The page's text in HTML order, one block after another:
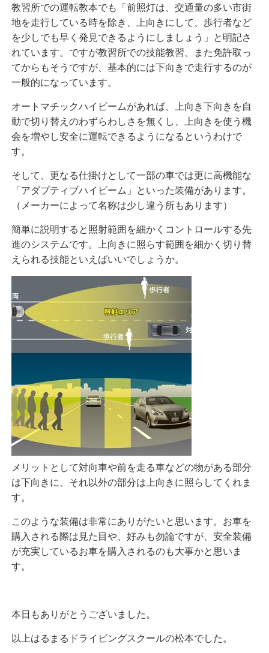
教習所での運転教本でも「前照灯は、交通量の多い市街
地を走行している時を除き、上向きにして、歩行者など
を少しでも早く発見できるようにしましょう」と明記さ
れています。ですが教習所での技能教習、また免許取っ
てからもそうですが、基本的には下向きで走行するのが
一般的になっています。
オートマチックハイビームがあれば、上向き下向きを自
動で切り替えのわずらわしさを無くし、上向きを使う機
会を増やし安全に運転できるようになるというわけで
す。
そして、更なる仕掛けとして一部の車では更に高機能な
「アダプティブハイビーム」といった装備があります。
（メーカーによって名称は少し違う所もあります）
簡単に説明すると照射範囲を細かくコントロールする先
進のシステムです。上向きに照らす範囲を細かく切り替
えられる技能といえばいいでしょうか。
メリットとして対向車や前を走る車などの物がある部分
は下向きに、それ以外の部分は上向きに照らしてくれま
す。
このような装備は非常にありがたいと思います。お車を
購入される際は見た目や、好みも勿論ですが、安全装備
が充実しているお車を購入されるのも大事かと思いま
す。
本日もありがとうございました。
以上はるまるドライビングスクールの松本でした。